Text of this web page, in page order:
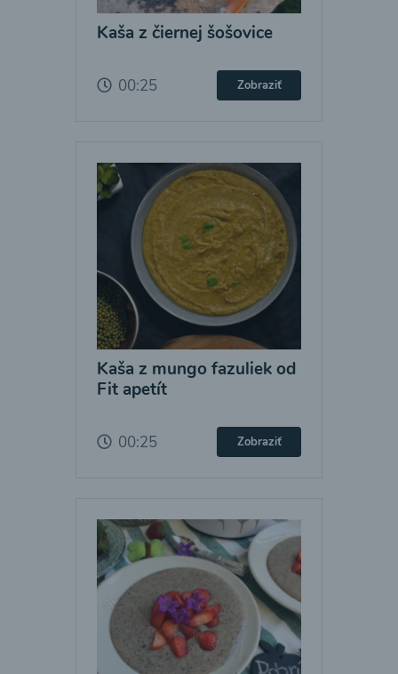
Kaša z čiernej šošovice
00:25 Zobraziť
Kaša z mungo fazuliek od
Fit apetít
00:25 Zobraziť